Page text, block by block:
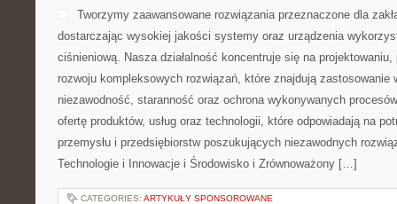
Tworzymy zaawansowane rozwiązania przeznaczone dla
dostarczając wysokiej jakości systemy oraz urządzenia
ciśnieniową. Nasza działalność koncentruje się na
rozwoju kompleksowych rozwiązań, które znajdują
niezawodność, staranność oraz ochrona wykonywanych
ofertę produktów, usług oraz technologii, które odpowiadają na
przemysłu i przedsiębiorstw poszukujących niezawodnych
Technologie i Innowacje i Środowisko i Zrównoważony […]
CATEGORIES: ARTYKUŁY SPONSOROWANE